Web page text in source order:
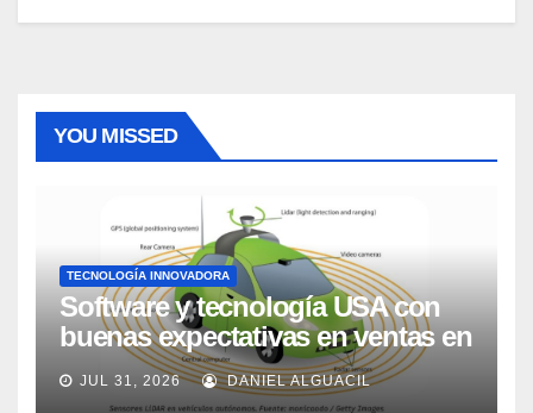
YOU MISSED
TECNOLOGÍA INNOVADORA
Software y tecnología USA con
buenas expectativas en ventas en
los próximos 2 años, según
Market Watch
JUL 31, 2026 DANIEL ALGUACIL